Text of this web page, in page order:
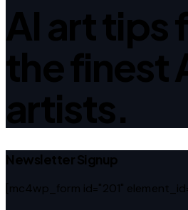
AI art tips
the finest
artists.
Newsletter Signup
[mc4wp_form id="201"